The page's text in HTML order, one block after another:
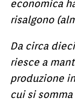
economica
risalgono
Da circa
riesce a
produzione
cui si